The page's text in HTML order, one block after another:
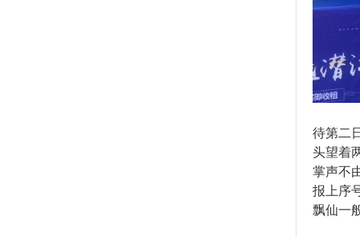
待第二
头望着
掌声不
报上序
飘仙一